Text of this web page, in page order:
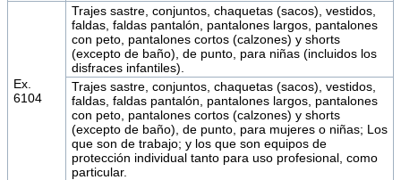
Ex.
6104
Trajes sastre, conjuntos, chaquetas (sacos), vestidos,
faldas, faldas pantalón, pantalones largos, pantalones
con peto, pantalones cortos (calzones) y shorts
(excepto de baño), de punto, para niñas (incluidos los
disfraces infantiles).
Trajes sastre, conjuntos, chaquetas (sacos), vestidos,
faldas, faldas pantalón, pantalones largos, pantalones
con peto, pantalones cortos (calzones) y shorts
(excepto de baño), de punto, para mujeres o niñas; Los
que son de trabajo; y los que son equipos de
protección individual tanto para uso profesional, como
particular.